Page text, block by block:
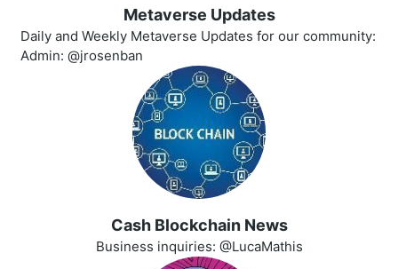
Metaverse Updates
Daily and Weekly Metaverse Updates for our community:
Admin: @jrosenban
Cash Blockchain News
Business inquiries: @LucaMathis